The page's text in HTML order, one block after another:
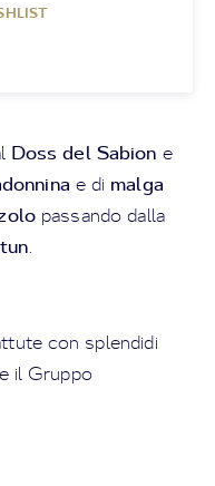
Doss del Sabion e
e di malga
passando dalla
.
con splendidi
il Gruppo